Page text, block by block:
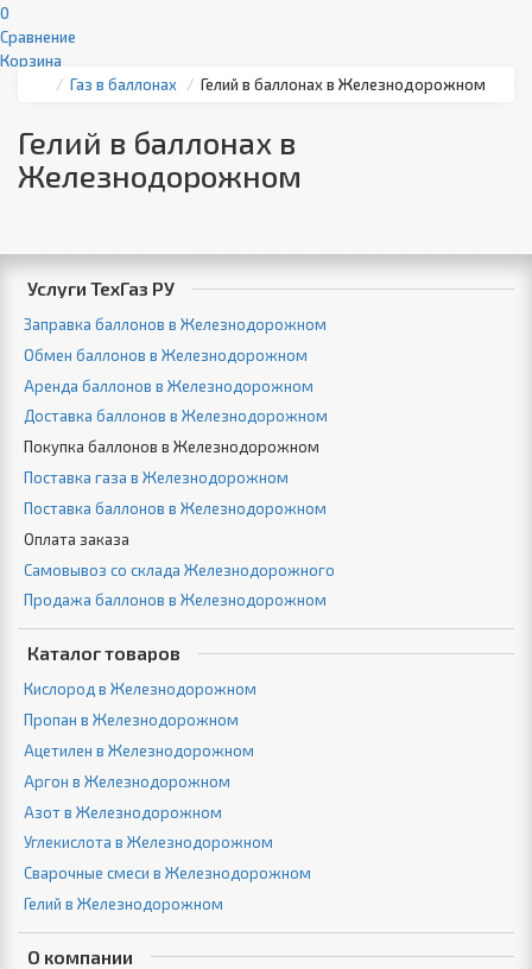
0
Сравнение
Корзина
Газ в баллонах
Гелий в баллонах в Железнодорожном
Гелий в баллонах в
Железнодорожном
Услуги ТехГаз РУ
Заправка баллонов в Железнодорожном
Обмен баллонов в Железнодорожном
Аренда баллонов в Железнодорожном
Доставка баллонов в Железнодорожном
Покупка баллонов в Железнодорожном
Поставка газа в Железнодорожном
Поставка баллонов в Железнодорожном
Оплата заказа
Самовывоз со склада Железнодорожного
Продажа баллонов в Железнодорожном
Каталог товаров
Кислород в Железнодорожном
Пропан в Железнодорожном
Ацетилен в Железнодорожном
Аргон в Железнодорожном
Азот в Железнодорожном
Углекислота в Железнодорожном
Сварочные смеси в Железнодорожном
Гелий в Железнодорожном
О компании